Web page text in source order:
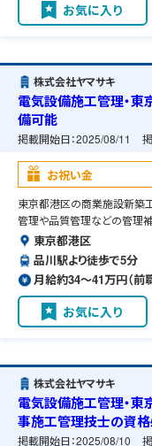
お気に入り
株式会社ヤマサキ
電気設備施工管理・東
備可能
掲載開始日：2025/08/11
お祝い金
東京都港区の商業施設新築
管理や品質管理などの管理
東京都港区
品川駅より徒歩で5分
月給約34〜41万円（前
お気に入り
株式会社ヤマサキ
電気設備施工管理・東
事施工管理技士の資格
舎の準備可能
掲載開始日：2025/08/10